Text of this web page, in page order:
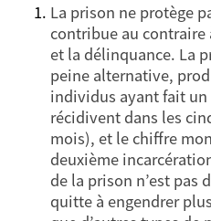
La prison ne protège
contribue au
et la délinquance. La
peine alternative,
individus ayant fait un
récidivent dans les
mois), et le chiffre
deuxième
de la prison n’est pas
quitte à engendrer